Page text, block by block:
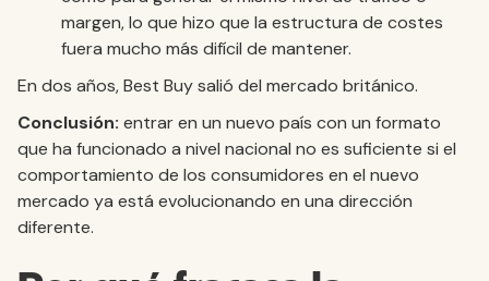
margen, lo que hizo que la estructura de costes
fuera mucho más difícil de mantener.
En dos años, Best Buy salió del mercado británico.
Conclusión: entrar en un nuevo país con un formato
que ha funcionado a nivel nacional no es suficiente si el
comportamiento de los consumidores en el nuevo
mercado ya está evolucionando en una dirección
diferente.